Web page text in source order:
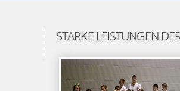
STARKE LEISTUNGEN